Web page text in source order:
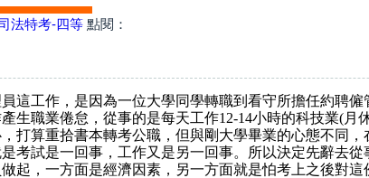
法特考-四等 點閱：
這工作，是因為一位大學同學轉職到看守所擔任約聘
生職業倦怠，從事的是每天工作12-14小時的科技業(月
打算重拾書本轉考公職，但與剛大學畢業的心態不同
考試是一回事，工作又是另一回事。所以決定先辭去從
起，一方面是經濟因素，另一方面就是怕考上之後對